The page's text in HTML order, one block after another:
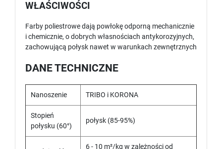
WŁAŚCIWOŚCI
Farby poliestrowe dają powłokę odporną mechanicznie
i chemicznie, o dobrych własnościach antykorozyjnych,
zachowującą połysk nawet w warunkach zewnętrznych
DANE TECHNICZNE
Nanoszenie TRIBO i KORONA
Stopień
połysku (60°)
połysk (85-95%)
6 - 10 m²/kg w zależności od